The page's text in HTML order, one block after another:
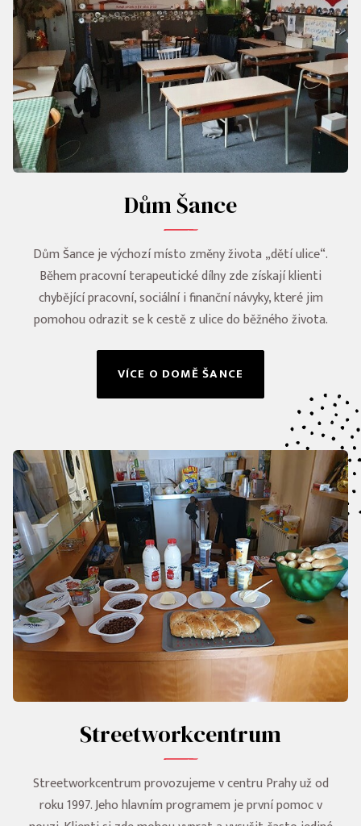
Dům Šance
Dům Šance je výchozí místo změny života „dětí ulice“.
Během pracovní terapeutické dílny zde získají klienti
chybějící pracovní, sociální i finanční návyky, které jim
pomohou odrazit se k cestě z ulice do běžného života.
VÍCE O DOMĚ ŠANCE
Streetworkcentrum
Streetworkcentrum provozujeme v centru Prahy už od
roku 1997. Jeho hlavním programem je první pomoc v